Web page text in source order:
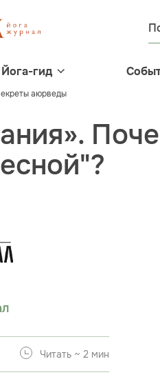
Йога-гид
аюрведы
Читать ~ 2 мин